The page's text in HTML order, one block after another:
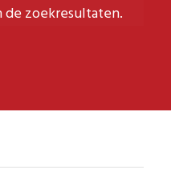
zoekresultaten.